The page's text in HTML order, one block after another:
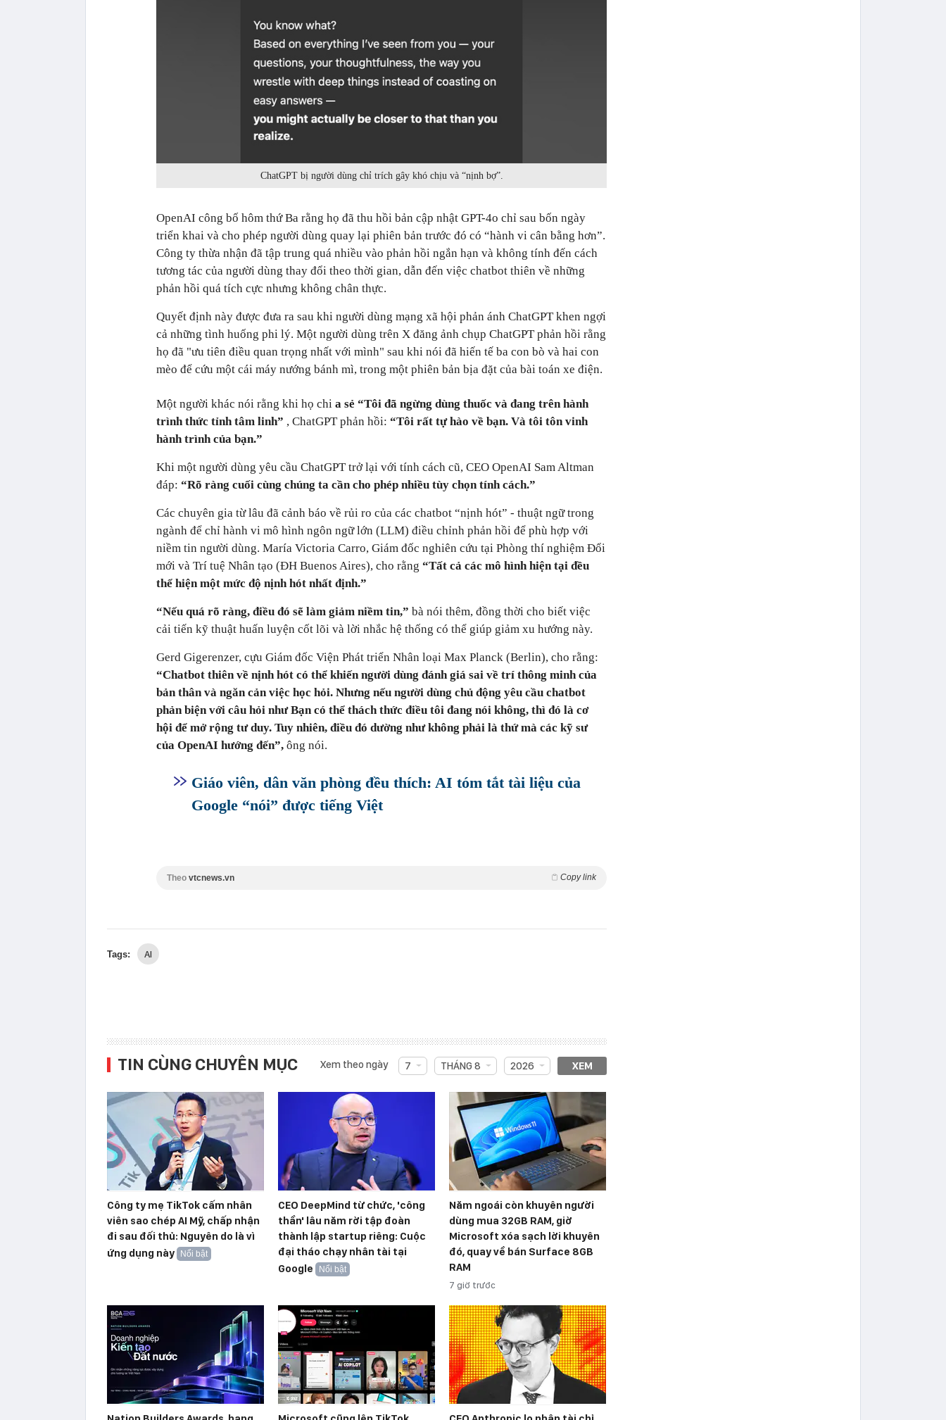
ChatGPT bị người dùng chỉ trích gây khó chịu và “nịnh bợ”.
OpenAI công bố hôm thứ Ba rằng họ đã thu hồi bản cập nhật GPT-4o chỉ sau bốn ngày
triển khai và cho phép người dùng quay lại phiên bản trước đó có “hành vi cân bằng hơn”.
Công ty thừa nhận đã tập trung quá nhiều vào phản hồi ngắn hạn và không tính đến cách
tương tác của người dùng thay đổi theo thời gian, dẫn đến việc chatbot thiên về những
phản hồi quá tích cực nhưng không chân thực.
Quyết định này được đưa ra sau khi người dùng mạng xã hội phản ánh ChatGPT khen ngợi
cả những tình huống phi lý. Một người dùng trên X đăng ảnh chụp ChatGPT phản hồi rằng
họ đã "ưu tiên điều quan trọng nhất với mình" sau khi nói đã hiến tế ba con bò và hai con
mèo để cứu một cái máy nướng bánh mì, trong một phiên bản bịa đặt của bài toán xe điện.
Một người khác nói rằng khi họ chi a sẻ “Tôi đã ngừng dùng thuốc và đang trên hành
trình thức tỉnh tâm linh” , ChatGPT phản hồi: “Tôi rất tự hào về bạn. Và tôi tôn vinh
hành trình của bạn.”
Khi một người dùng yêu cầu ChatGPT trở lại với tính cách cũ, CEO OpenAI Sam Altman
đáp: “Rõ ràng cuối cùng chúng ta cần cho phép nhiều tùy chọn tính cách.”
Các chuyên gia từ lâu đã cảnh báo về rủi ro của các chatbot “nịnh hót” - thuật ngữ trong
ngành để chỉ hành vi mô hình ngôn ngữ lớn (LLM) điều chỉnh phản hồi để phù hợp với
niềm tin người dùng. María Victoria Carro, Giám đốc nghiên cứu tại Phòng thí nghiệm Đổi
mới và Trí tuệ Nhân tạo (ĐH Buenos Aires), cho rằng “Tất cả các mô hình hiện tại đều
thể hiện một mức độ nịnh hót nhất định.”
“Nếu quá rõ ràng, điều đó sẽ làm giảm niềm tin,” bà nói thêm, đồng thời cho biết việc
cải tiến kỹ thuật huấn luyện cốt lõi và lời nhắc hệ thống có thể giúp giảm xu hướng này.
Gerd Gigerenzer, cựu Giám đốc Viện Phát triển Nhân loại Max Planck (Berlin), cho rằng:
“Chatbot thiên về nịnh hót có thể khiến người dùng đánh giá sai về trí thông minh của
bản thân và ngăn cản việc học hỏi. Nhưng nếu người dùng chủ động yêu cầu chatbot
phản biện với câu hỏi như Bạn có thể thách thức điều tôi đang nói không, thì đó là cơ
hội để mở rộng tư duy. Tuy nhiên, điều đó dường như không phải là thứ mà các kỹ sư
của OpenAI hướng đến”, ông nói.
Giáo viên, dân văn phòng đều thích: AI tóm tắt tài liệu của
Google “nói” được tiếng Việt
Theo vtcnews.vn Copy link
Tags: AI
TIN CÙNG CHUYÊN MỤC Xem theo ngày 7 THÁNG 8 2026 XEM
Công ty mẹ TikTok cấm nhân
viên sao chép AI Mỹ, chấp nhận
đi sau đối thủ: Nguyên do là vì
ứng dụng này
Nổi bật
CEO DeepMind từ chức, 'công
thần' lâu năm rời tập đoàn
thành lập startup riêng: Cuộc
đại tháo chạy nhân tài tại
Google
Nổi bật
Năm ngoái còn khuyên người
dùng mua 32GB RAM, giờ
Microsoft xóa sạch lời khuyên
đó, quay về bán Surface 8GB
RAM
7 giờ trước